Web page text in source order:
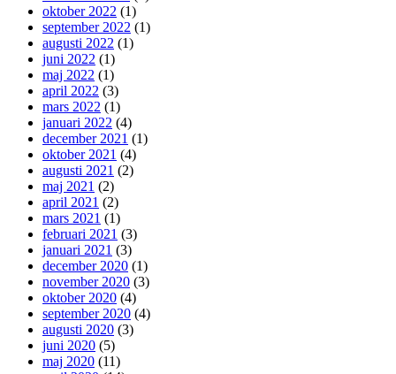
oktober 2022 (1)
september 2022 (1)
augusti 2022 (1)
juni 2022 (1)
maj 2022 (1)
april 2022 (3)
mars 2022 (1)
januari 2022 (4)
december 2021 (1)
oktober 2021 (4)
augusti 2021 (2)
maj 2021 (2)
april 2021 (2)
mars 2021 (1)
februari 2021 (3)
januari 2021 (3)
december 2020 (1)
november 2020 (3)
oktober 2020 (4)
september 2020 (4)
augusti 2020 (3)
juni 2020 (5)
maj 2020 (11)